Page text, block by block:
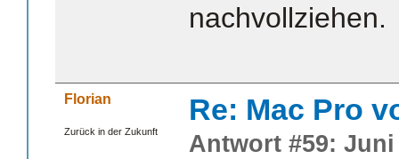
nachvollziehen.
Florian
Zurück in der Zukunft
Re: Mac Pro
Antwort #59: Juni